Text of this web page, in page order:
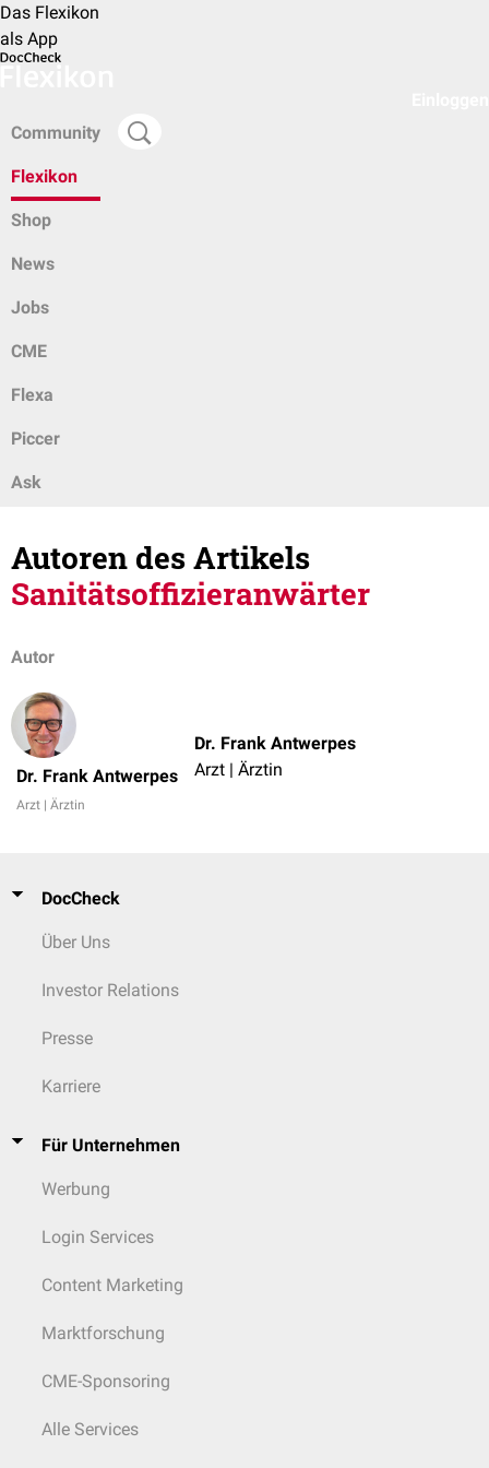
Das Flexikon
als App
Community
Flexikon
Shop
News
Jobs
CME
Flexa
Piccer
Ask
Autoren des Artikels
Sanitätsoffizieranwärter
Autor
Dr. Frank Antwerpes
Arzt | Ärztin
Dr. Frank Antwerpes
Arzt | Ärztin
DocCheck
Über Uns
Investor Relations
Presse
Karriere
Für Unternehmen
Werbung
Login Services
Content Marketing
Marktforschung
CME-Sponsoring
Alle Services